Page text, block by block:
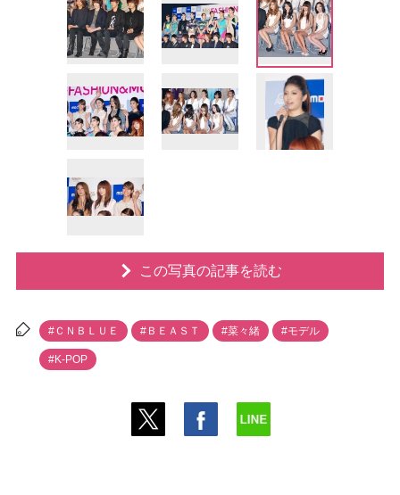
この写真の記事を読む
#ＣＮＢＬＵＥ #ＢＥＡＳＴ #菜々緒 #モデル
#K-POP